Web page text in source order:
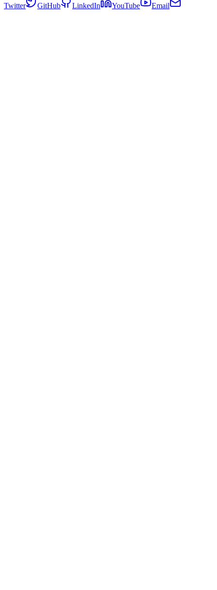
Twitter GitHub LinkedIn YouTube Email